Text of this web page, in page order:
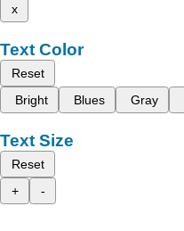
x
Text Color
Reset
Bright
Blues Gray
Text Size
Reset
+
-